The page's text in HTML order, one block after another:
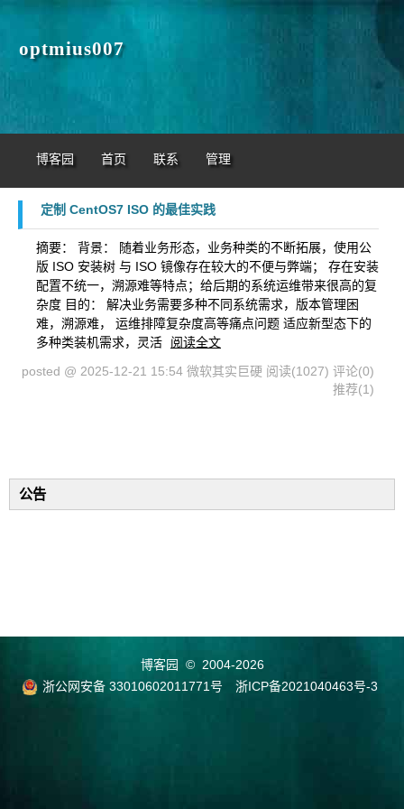
optmius007
博客园 首页 联系 管理
定制 CentOS7 ISO 的最佳实践
摘要： 背景： 随着业务形态，业务种类的不断拓展，使用公
版 ISO 安装树 与 ISO 镜像存在较大的不便与弊端； 存在安装
配置不统一，溯源难等特点；给后期的系统运维带来很高的复
杂度 目的： 解决业务需要多种不同系统需求，版本管理困
难，溯源难， 运维排障复杂度高等痛点问题 适应新型态下的
多种类装机需求，灵活
阅读全文
posted @ 2025-12-21 15:54 微软其实巨硬 阅读(1027) 评论(0)
推荐(1)
公告
博客园
© 2004-2026
浙公网安备 33010602011771号
浙ICP备2021040463号-3